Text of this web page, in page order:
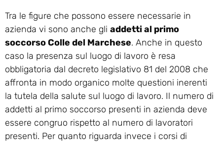
Tra le figure che possono essere necessarie in
azienda vi sono anche gli addetti al primo
soccorso Colle del Marchese. Anche in questo
caso la presenza sul luogo di lavoro è resa
obbligatoria dal decreto legislativo 81 del 2008 che
affronta in modo organico molte questioni inerenti
la tutela della salute sul luogo di lavoro. Il numero di
addetti al primo soccorso presenti in azienda deve
essere congruo rispetto al numero di lavoratori
presenti. Per quanto riguarda invece i corsi di